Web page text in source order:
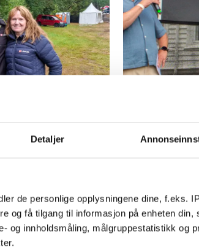
Detaljer
de personlige opplysningene dine, f.eks.
og få tilgang til informasjon på enheten
og innholdsmåling, målgruppestatistikk og
Årets
fra